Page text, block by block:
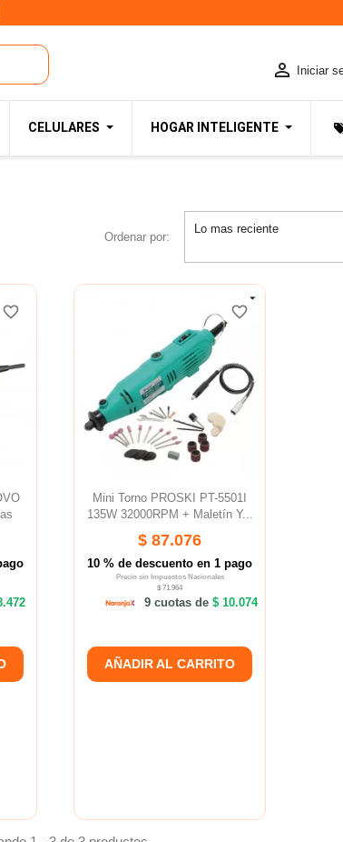
 Iniciar
CELULARES HOGAR INTELIGENTE
Ordenar por:
Lo mas reciente
favorite_border
favorite_border
Mini Torno PROSKI PT-5501I
135W 32000RPM + Maletín Y...
$ 87.076
10 % de descuento en 1 pago
Precio sin Impuestos Nacionales
$ 71.964
9 cuotas de $ 10.074
AÑADIR AL CARRITO
favorite_border
favorite_border